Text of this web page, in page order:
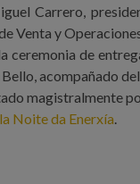
Carrero,
Venta y
ceremonia de
acompañado
magistralmente
Noite da Enerxía.